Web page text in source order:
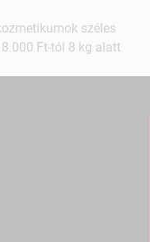
széles
Ft-tól 8 kg alatt